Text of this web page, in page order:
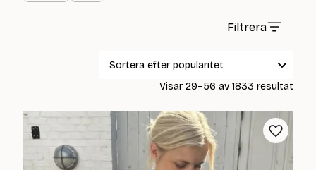
Filtrera
Visar 29–56 av 1833 resultat